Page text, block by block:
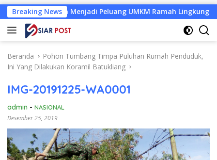
Langsung
ke
konten
Breaking News
Menjadi Peluang UMKM Ramah Lingkungan
Beranda
Pohon Tumbang Timpa Puluhan Rumah Penduduk,
Ini Yang Dilakukan Koramil Batukliang
IMG-20191225-WA0001
admin - NASIONAL
Desember 25, 2019